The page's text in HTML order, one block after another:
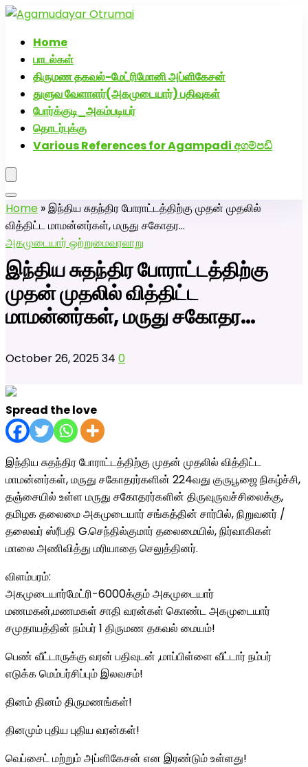
Home
பாடல்கள்
திருமண தகவல்-மேட்ரிமோனி அப்ளிகேசன்
துளுவ வேளாளர்(அகமுடையார்) பதிவுகள்
போர்க்குடி_அகம்படியர்
தொடர்புக்கு
Various References for Agampadi අගම්පඩි
Home »இந்திய சுதந்திர போராட்டத்திற்கு முதன் முதலில்
வித்திட்ட மாமன்னர்கள், மருது சகோதர…
அகமுடையார் ஒற்றுமைவரலாறு
இந்திய சுதந்திர போராட்டத்திற்கு
முதன் முதலில் வித்திட்ட
மாமன்னர்கள், மருது சகோதர…
October 26, 202534 0
Spread the love
இந்திய சுதந்திர போராட்டத்திற்கு முதன் முதலில் வித்திட்ட
மாமன்னர்கள், மருது சகோதரர்களின் 224வது குருபூஜை நிகழ்ச்சி,
தஞ்சையில் உள்ள மருது சகோதரர்களின் திருவுருவச்சிலைக்கு,
தமிழக தலைமை அகமுடையார் சங்கத்தின் சார்பில், நிறுவனர் /
தலைவர் ஸ்ரீபதி G.செந்தில்குமார் தலைமையில், நிர்வாகிகள்
மாலை அணிவித்து மரியாதை செலுத்தினர்.
விளம்பரம்:
அகமுடையார்மேட்ரி-6000க்கும் அகமுடையார்
மணமகன்,மணமகள் சாதி வரன்கள் கொண்ட அகமுடையார்
சமுதாயத்தின் நம்பர் 1 திருமண தகவல் மையம்!
பெண் வீட்டாருக்கு வரன் பதிவுடன் ,மாப்பிள்ளை வீட்டார் நம்பர்
எடுக்க மெம்பர்சிப்பும் இலவசம்!
தினம் தினம் திருமணங்கள்!
தினமும் புதிய புதிய வரன்கள்!
வெப்சைட் மற்றும் அப்ளிகேசன் என இரண்டும் உள்ளது!
அகமுடையார் திருமண வரன்களுக்கு அகமுடையார்மேட்ரி-பெண்